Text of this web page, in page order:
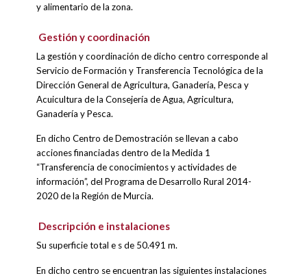
y alimentario de la zona.
Gestión y coordinación
La gestión y coordinación de dicho centro corresponde al
Servicio de Formación y Transferencia Tecnológica de la
Dirección General de Agricultura, Ganadería, Pesca y
Acuicultura de la Consejería de Agua, Agricultura,
Ganadería y Pesca.
En dicho Centro de Demostración se llevan a cabo
acciones financiadas dentro de la Medida 1
“Transferencia de conocimientos y actividades de
información”, del Programa de Desarrollo Rural 2014-
2020 de la Región de Murcia.
Descripción e instalaciones
Su superficie total e s de 50.491 m.
En dicho centro se encuentran las siguientes instalaciones